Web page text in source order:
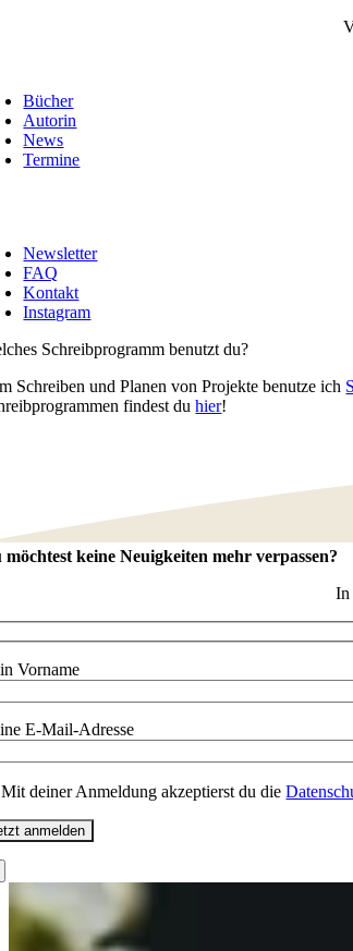
Bücher
Autorin
News
Termine
Newsletter
FAQ
Kontakt
Instagram
Schreibprogramm benutzt du?
Schreiben und Planen von Projekte benutze ich
findest duhier!
möchtest keine Neuigkeiten mehr verpassen?
In
Vorname
E-Mail-Adresse
Mit deiner Anmeldung akzeptierst du die